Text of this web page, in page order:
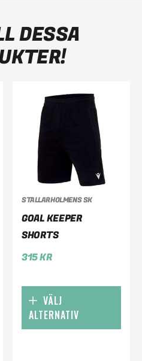
DESSA
STALLARHOLMENS SK
GOAL KEEPER
SHORTS
315KR
VÄLJ
ALTERNATIV